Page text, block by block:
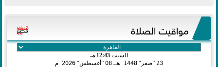
مواقيت الصلاة
السبت 12:43 مـ
23
صفر 1448 هـ 08 أغسطس 2026 م